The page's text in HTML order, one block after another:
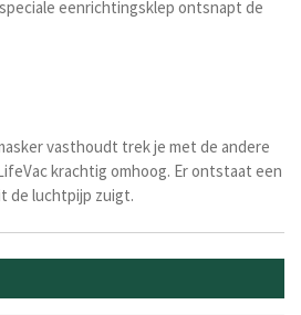
eenrichtingsklep ontsnapt de
vasthoudt trek je met de andere
krachtig omhoog. Er ontstaat een
de luchtpijp zuigt.